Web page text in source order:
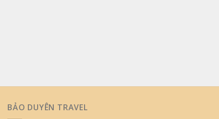
BẢO DUYÊN TRAVEL